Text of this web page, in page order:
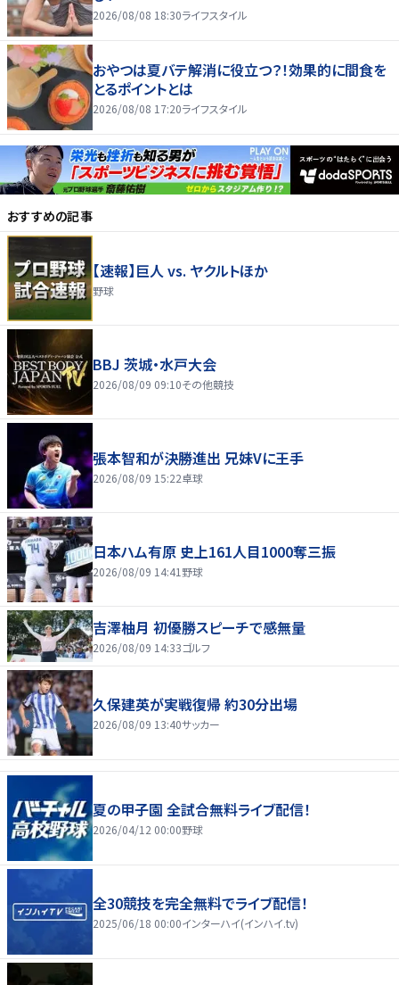
2026/08/08 18:30ライフスタイル
おやつは夏バテ解消に役立つ？！効果的に間食を
とるポイントとは
2026/08/08 17:20ライフスタイル
おすすめの記事
【速報】巨人 vs. ヤクルトほか
野球
BBJ 茨城・水戸大会
2026/08/09 09:10その他競技
張本智和が決勝進出 兄妹Vに王手
2026/08/09 15:22卓球
日本ハム有原 史上161人目1000奪三振
2026/08/09 14:41 野球
吉澤柚月 初優勝スピーチで感無量
2026/08/09 14:33ゴルフ
久保建英が実戦復帰 約30分出場
2026/08/09 13:40サッカー
夏の甲子園 全試合無料ライブ配信！
2026/04/12 00:00野球
全30競技を完全無料でライブ配信！
2025/06/18 00:00インターハイ(インハイ.tv)